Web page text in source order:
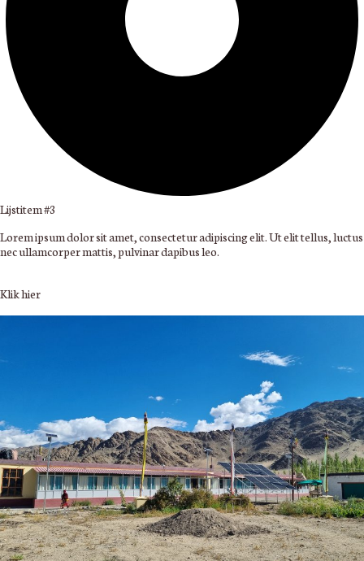
Lijstitem #3
Lorem ipsum dolor sit amet, consectetur adipiscing elit. Ut elit tellus, luctus
nec ullamcorper mattis, pulvinar dapibus leo.
Klik hier